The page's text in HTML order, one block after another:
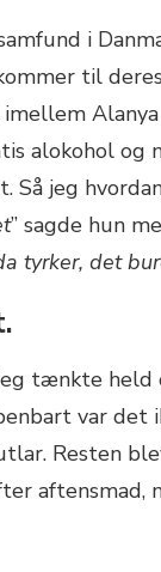
i
til
alokohol og
Så jeg
” sagde hun
tyrker, det
tænkte
var det
Resten
aftensmad,